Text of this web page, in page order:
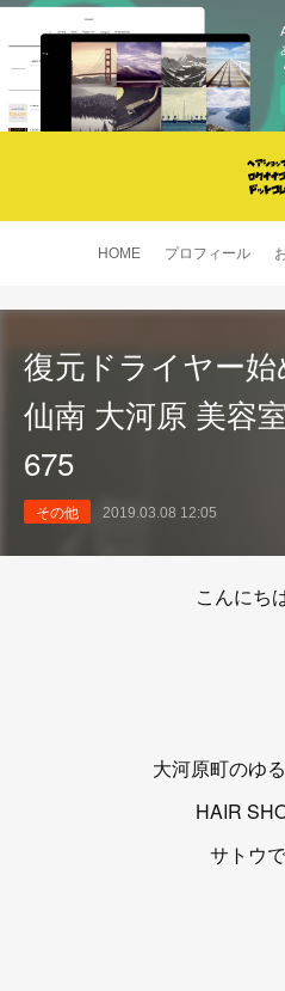
HOME プロフィール
復元ドライヤー
仙南 大河原 美容
675
その他 2019.03.08 12:05
こんにち
大河原町のゆ
HAIR
サトウ